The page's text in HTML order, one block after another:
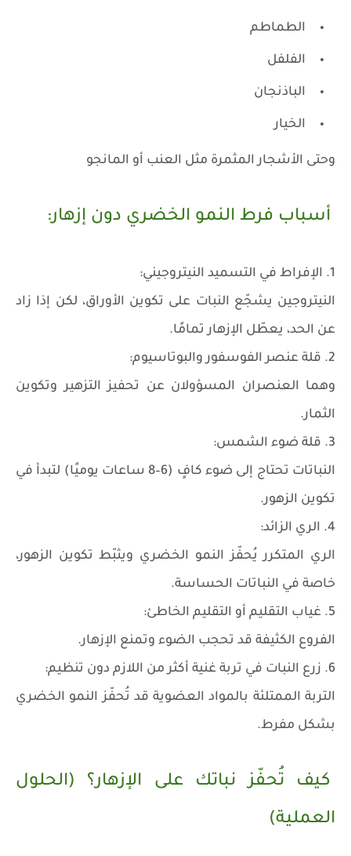
الطماطم
الفلفل
الباذنجان
الخيار
وحتى الأشجار المثمرة مثل العنب أو المانجو
أسباب فرط النمو الخضري دون إزهار:
1. الإفراط في التسميد النيتروجيني:
النيتروجين يشجّع النبات على تكوين الأوراق، لكن إذا زاد
عن الحد، يعطّل الإزهار تمامًا.
2. قلة عنصر الفوسفور والبوتاسيوم:
وهما العنصران المسؤولان عن تحفيز التزهير وتكوين
الثمار.
3. قلة ضوء الشمس:
النباتات تحتاج إلى ضوء كافٍ (6–8 ساعات يوميًا) لتبدأ في
تكوين الزهور.
4. الري الزائد:
الري المتكرر يُحفّز النمو الخضري ويثبّط تكوين الزهور،
خاصة في النباتات الحساسة.
5. غياب التقليم أو التقليم الخاطئ:
الفروع الكثيفة قد تحجب الضوء وتمنع الإزهار.
6. زرع النبات في تربة غنية أكثر من اللازم دون تنظيم:
التربة الممتلئة بالمواد العضوية قد تُحفّز النمو الخضري
بشكل مفرط.
كيف تُحفّز نباتك على الإزهار؟ (الحلول
العملية)